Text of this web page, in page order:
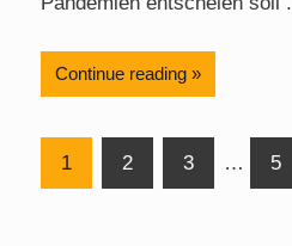
Continue reading
Posts
1 2 3 … 5